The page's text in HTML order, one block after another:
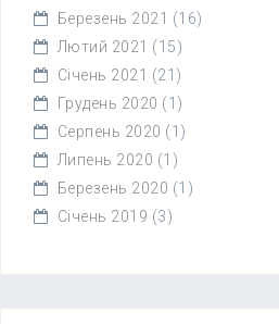
Березень 2021 (16)
Лютий 2021 (15)
Січень 2021 (21)
Грудень 2020 (1)
Серпень 2020 (1)
Липень 2020 (1)
Березень 2020 (1)
Січень 2019 (3)